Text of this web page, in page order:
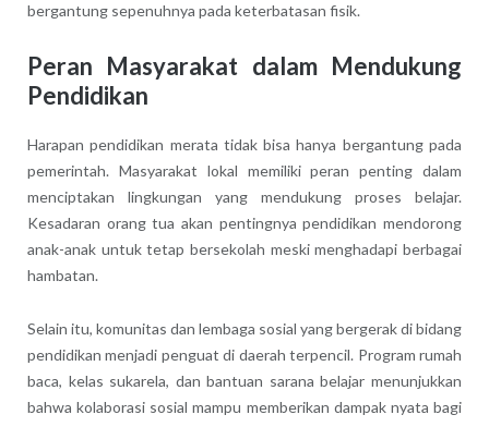
bergantung sepenuhnya pada keterbatasan fisik.
Peran Masyarakat dalam Mendukung
Pendidikan
Harapan pendidikan merata tidak bisa hanya bergantung pada
pemerintah. Masyarakat lokal memiliki peran penting dalam
menciptakan lingkungan yang mendukung proses belajar.
Kesadaran orang tua akan pentingnya pendidikan mendorong
anak-anak untuk tetap bersekolah meski menghadapi berbagai
hambatan.
Selain itu, komunitas dan lembaga sosial yang bergerak di bidang
pendidikan menjadi penguat di daerah terpencil. Program rumah
baca, kelas sukarela, dan bantuan sarana belajar menunjukkan
bahwa kolaborasi sosial mampu memberikan dampak nyata bagi